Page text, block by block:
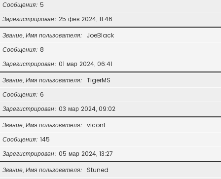
Сообщения 5
Зарегистрирован 25 фев 2024, 11:46
Звание, Имя пользователя
JoeBlack
Сообщения 8
Зарегистрирован 01 мар 2024, 06:41
Звание, Имя пользователя
TigerMS
Сообщения 6
Зарегистрирован 03 мар 2024, 09:02
Звание, Имя пользователя
vicont
Сообщения 145
Зарегистрирован 05 мар 2024, 13:27
Звание, Имя пользователя
Stuned